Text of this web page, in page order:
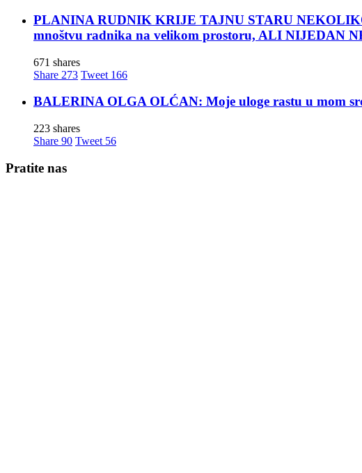
PLANINA RUDNIK KRIJE TAJNU STARU
mnoštvu radnika na velikom prostoru, ALI NIJEDAN
671 shares
Share 273 Tweet 166
BALERINA OLGA OLĆAN: Moje uloge rastu u mom
223 shares
Share 90 Tweet 56
Pratite nas